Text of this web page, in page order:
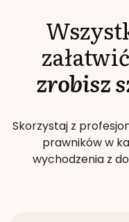
zrobisz
Skorzystaj z
prawników w
wychodzenia z